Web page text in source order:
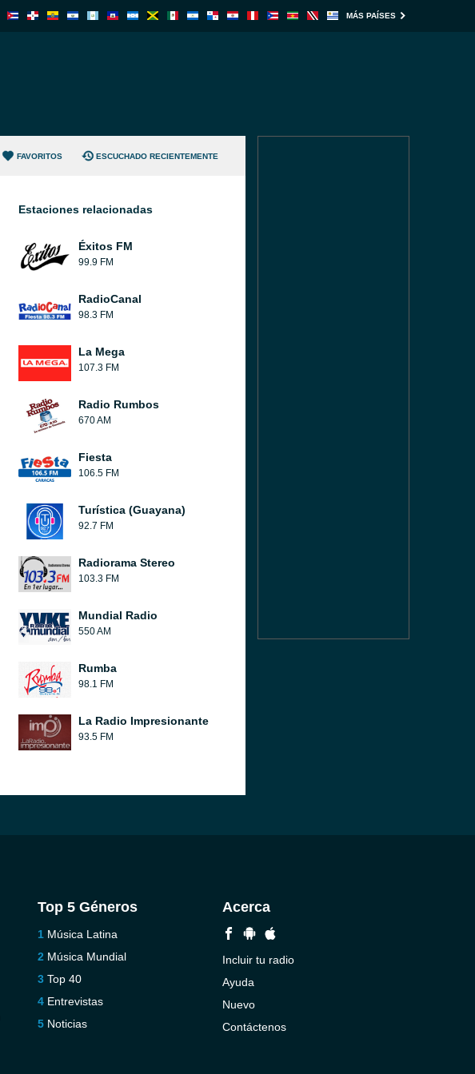
MÁS PAÍSES
FAVORITOS ESCUCHADO RECIENTEMENTE
Estaciones relacionadas
Éxitos FM
99.9 FM
RadioCanal
98.3 FM
La Mega
107.3 FM
Radio Rumbos
670 AM
Fiesta
106.5 FM
Turística (Guayana)
92.7 FM
Radiorama Stereo
103.3 FM
Mundial Radio
550 AM
Rumba
98.1 FM
La Radio Impresionante
93.5 FM
Top 5 Géneros
Música Latina
Música Mundial
Top 40
Entrevistas
Noticias
Acerca
Incluir tu radio
Ayuda
Nuevo
Contáctenos